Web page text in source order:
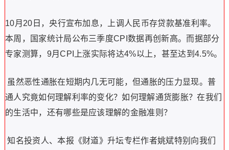
10月20日，央行宣布加息，上调人民币存贷款基准利率。
本周，国家统计局公布三季度CPI数据再创新高。而据部分
专家测算，9月CPI上涨实际将达4%以上，甚至达到4.5%。
虽然恶性通胀在短期内几无可能，但通胀的压力显现。普
通人究竟如何理解利率的变化？如何理解通货膨胀？在我们
的生活中，还有哪些是应该理解的金融准则？
知名投资人、本报《财道》升坛专栏作者姚斌特别向我们